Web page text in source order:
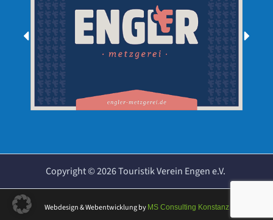
Copyright ©2026Touristik Verein Engen e.V.
Webdesign & Webentwicklungby MS Consulting Konstanz